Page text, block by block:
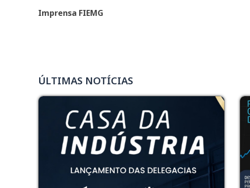
Imprensa FIEMG
ÚLTIMAS NOTÍCIAS